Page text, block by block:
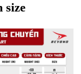
size